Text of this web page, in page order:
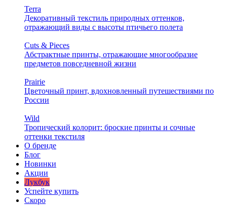
Terra
Декоративный текстиль природных оттенков,
отражающий виды с высоты птичьего полета
Cuts & Pieces
Абстрактные принты, отражающие многообразие
предметов повседневной жизни
Prairie
Цветочный принт, вдохновленный путешествиями по
России
Wild
Тропический колорит: броские принты и сочные
оттенки текстиля
О бренде
Блог
Новинки
Акции
Лукбук
Успейте купить
Скоро